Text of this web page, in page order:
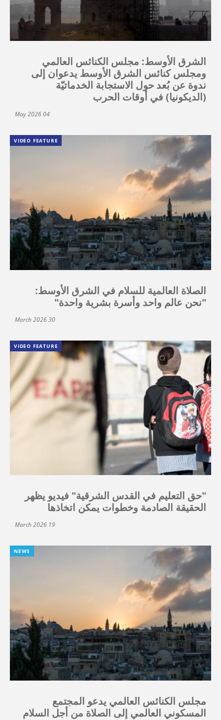
الشرق الأوسط: مجلس الكنائس العالمي
ومجلس كنائس الشرق الأوسط يدعوان إلى
ندوة عن بُعد حول الاستجابة الخدماتيّة
(الديكونيا) في أوقات الحرب
04 May 2026
VIDEO FEATURE
الصلاة العالمية للسلام في الشرق الأوسط:
"نحن عالم واحد وأسرة بشرية واحدة"
30 March 2026
VIDEO FEATURE
"حق التعليم في القدس الشرقية" فيديو يظهر
الحقيقة الصادمة وخطوات يمكن اتخاذها
19 March 2026
NEWS
مجلس الكنائس العالمي يدعو المجتمع
المسكوني العالمي إلى الصلاة من أجل السلام